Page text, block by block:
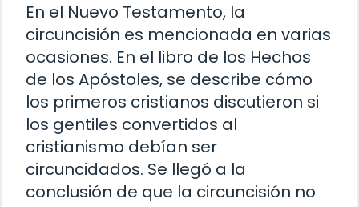
En el Nuevo Testamento, la
circuncisión es mencionada en varias
ocasiones. En el libro de los Hechos
de los Apóstoles, se describe cómo
los primeros cristianos discutieron si
los gentiles convertidos al
cristianismo debían ser
circuncidados. Se llegó a la
conclusión de que la circuncisión no